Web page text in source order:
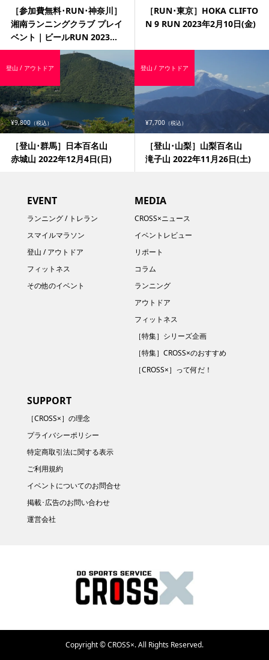
［参加費無料･RUN･神奈川］
湘南ランニングクラブ プレイ
ベント｜ビールRUN 2023...
［RUN･東京］HOKA CLIFTO
N 9 RUN 2023年2月10日(金)
¥9,800 （税込）
［登山･群馬］日本百名山
赤城山 2022年12月4日(日)
登山 / アウトドア
¥7,700 （税込）
［登山･山梨］山梨百名山
滝子山 2022年11月26日(土)
登山 / アウトドア
EVENT
ランニング / トレラン
スマイルマラソン
登山 / アウトドア
フィットネス
その他のイベント
MEDIA
CROSS×ニュース
イベントレビュー
リポート
コラム
ランニング
アウトドア
フィットネス
［特集］シリーズ企画
［特集］CROSS×のおすすめ
［CROSS×］って何だ！
SUPPORT
［CROSS×］の理念
プライバシーポリシー
特定商取引法に関する表示
ご利用規約
イベントについてのお問合せ
掲載･広告のお問い合わせ
運営会社
Copyright ©CROSS×. All Rights Reserved.